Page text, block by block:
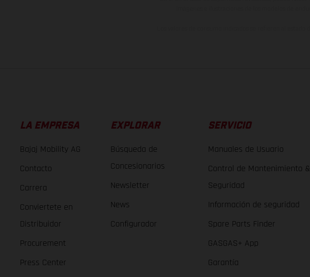
LA EMPRESA
Bajaj Mobility AG
Contacto
Carrera
Conviertete en
Distribuidor
Procurement
Press Center
EXPLORAR
Búsqueda de
Concesionarios
Newsletter
News
Configurador
SERVICIO
Manuales de Usuario
Control de Mantenimiento &
Seguridad
Información de seguridad
Spare Parts Finder
GASGAS+ App
Garantía